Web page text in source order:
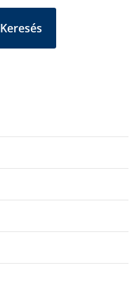
Keresés